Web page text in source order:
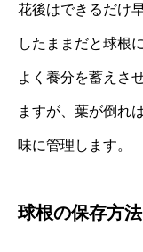
花後はできるだけ
したままだと球根
よく養分を蓄えさ
ますが、葉が倒れ
味に管理します。
球根の保存方法